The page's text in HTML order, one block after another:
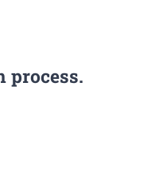
process.